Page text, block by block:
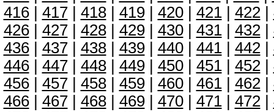
416| 417| 418| 419| 420| 421| 422|
426| 427| 428| 429| 430| 431| 432|
436| 437| 438| 439| 440| 441| 442|
446| 447| 448| 449| 450| 451| 452|
456| 457| 458| 459| 460| 461| 462|
466| 467| 468| 469| 470| 471| 472|